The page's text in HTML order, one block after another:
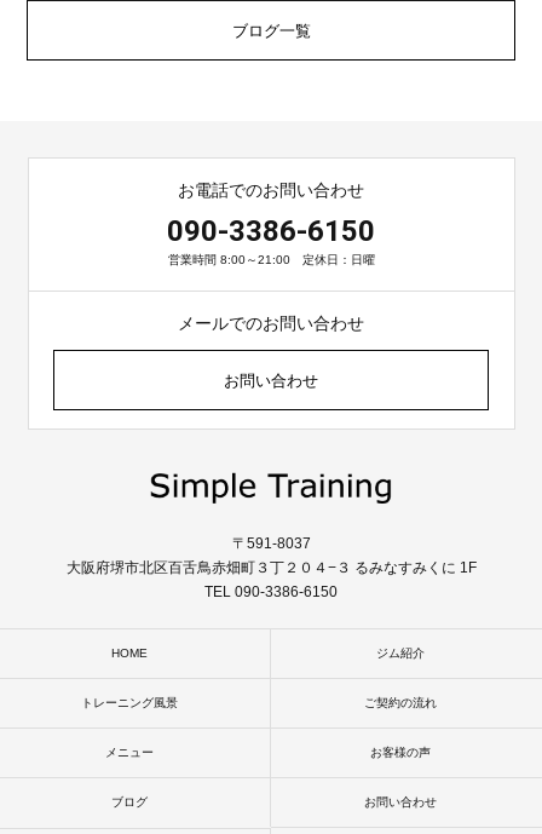
ブログ一覧
お電話でのお問い合わせ
090-3386-6150
営業時間 8:00～21:00 定休日：日曜
メールでのお問い合わせ
お問い合わせ
〒591-8037
大阪府堺市北区百舌鳥赤畑町３丁２０４−３ るみなすみくに 1F
TEL 090-3386-6150
HOME ジム紹介
トレーニング風景 ご契約の流れ
メニュー お客様の声
ブログ お問い合わせ